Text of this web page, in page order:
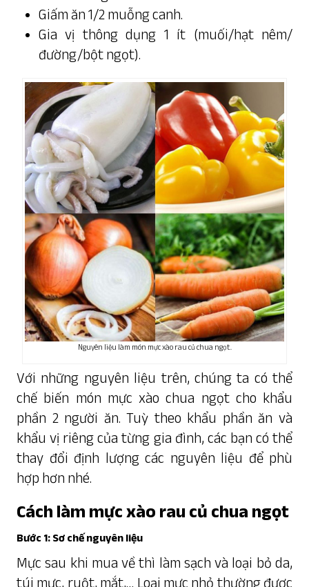
Giấm ăn 1/2 muỗng canh.
Gia vị thông dụng 1 ít (muối/hạt nêm/
đường/bột ngọt).
Nguyên liệu làm món mực xào rau củ chua ngọt.
Với những nguyên liệu trên, chúng ta có thể
chế biến món mực xào chua ngọt cho khẩu
phần 2 người ăn. Tuỳ theo khẩu phần ăn và
khẩu vị riêng của từng gia đình, các bạn có thể
thay đổi định lượng các nguyên liệu để phù
hợp hơn nhé.
Cách làm mực xào rau củ chua ngọt
Bước 1: Sơ chế nguyên liệu
Mực sau khi mua về thì làm sạch và loại bỏ da,
túi mực, ruột, mắt,… Loại mực nhỏ thường được